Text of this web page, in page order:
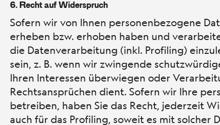
6. Recht auf Widerspruch
Sofern wir von Ihnen personenbezogene
erheben bzw. erhoben haben und
die Datenverarbeitung (inkl. Profiling)
sein, z. B. wenn wir zwingende
Ihren Interessen überwiegen oder
Rechtsansprüchen dient. Sofern wir Ihre
betreiben, haben Sie das Recht, jederzeit
auch für das Profiling, soweit es mit